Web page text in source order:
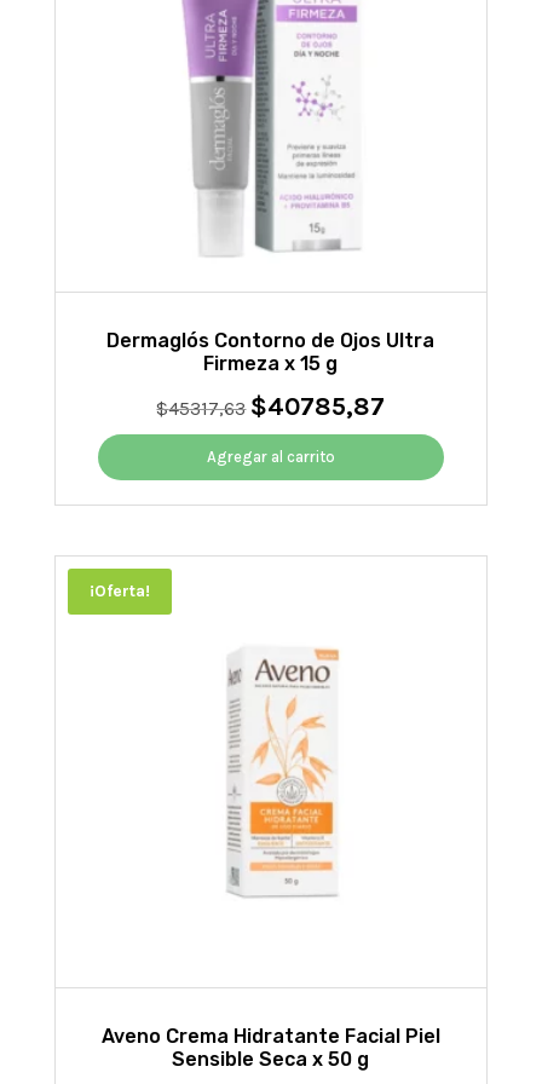
Dermaglós Contorno de Ojos Ultra
Firmeza x 15 g
$45317,63 El
precio
original
era:
$45317,63.
$40785,87
precio
es:
$40785,87.
Agregar al carrito
¡Oferta!
Aveno Crema Hidratante Facial Piel
Sensible Seca x 50 g